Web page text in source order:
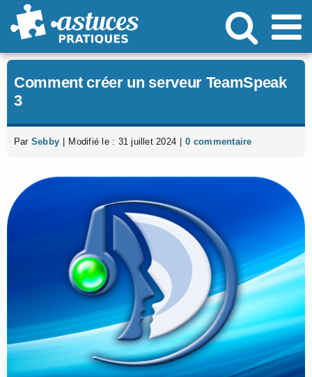
Passer
au
Comment créer un serveur TeamSpeak
3
Par Sebby Modifié le : 31 juillet 2024 0 commentaire